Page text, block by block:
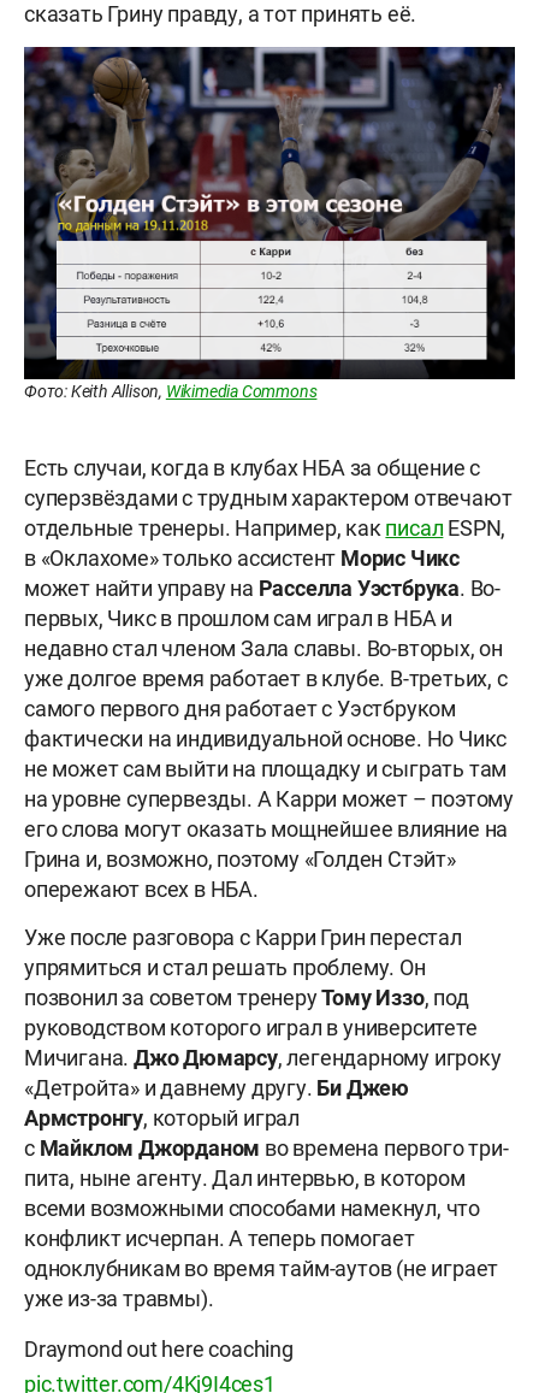
сказать Грину правду, а тот принять её.
Фото: Keith Allison, Wikimedia Commons
Есть случаи, когда в клубах НБА за общение с
суперзвёздами с трудным характером отвечают
отдельные тренеры. Например, как писал ESPN,
в «Оклахоме» только ассистент Морис Чикс
может найти управу на Расселла Уэстбрука. Во-
первых, Чикс в прошлом сам играл в НБА и
недавно стал членом Зала славы. Во-вторых, он
уже долгое время работает в клубе. В-третьих, с
самого первого дня работает с Уэстбруком
фактически на индивидуальной основе. Но Чикс
не может сам выйти на площадку и сыграть там
на уровне супервезды. А Карри может – поэтому
его слова могут оказать мощнейшее влияние на
Грина и, возможно, поэтому «Голден Стэйт»
опережают всех в НБА.
Уже после разговора с Карри Грин перестал
упрямиться и стал решать проблему. Он
позвонил за советом тренеруТомуИззо, под
руководством которого играл в университете
Мичигана. ДжоДюмарсу, легендарному игроку
«Детройта» и давнему другу. БиДжею
Армстронгу, который играл
с МайкломДжорданом во времена первого три-
пита, ныне агенту. Дал интервью, в котором
всеми возможными способами намекнул, что
конфликт исчерпан. А теперь помогает
одноклубникам во время тайм-аутов (не играет
уже из-за травмы).
Draymond out here coaching
pic.twitter.com/4Kj9I4ces1